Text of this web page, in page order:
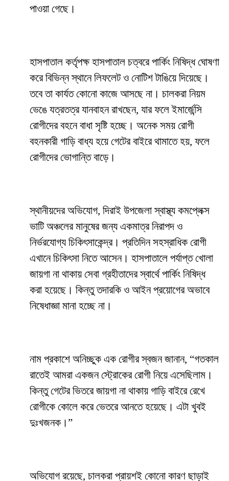
পাওয়া গেছে।
হাসপাতাল কর্তৃপক্ষ হাসপাতাল চত্বরে পার্কিং নিষিদ্ধ ঘোষণা
করে বিভিন্ন স্থানে লিফলেট ও নোটিশ টাঙিয়ে দিয়েছে।
তবে তা কার্যত কোনো কাজে আসছে না। চালকরা নিয়ম
ভেঙে যত্রতত্র যানবাহন রাখছেন, যার ফলে ইমার্জেন্সি
রোগীদের বহনে বাধা সৃষ্টি হচ্ছে। অনেক সময় রোগী
বহনকারী গাড়ি বাধ্য হয়ে গেটের বাইরে থামাতে হয়, ফলে
রোগীদের ভোগান্তি বাড়ে।
স্থানীয়দের অভিযোগ, দিরাই উপজেলা স্বাস্থ্য কমপ্লেক্স
ভাটি অঞ্চলের মানুষের জন্য একমাত্র নিরাপদ ও
নির্ভরযোগ্য চিকিৎসাকেন্দ্র। প্রতিদিন সহস্রাধিক রোগী
এখানে চিকিৎসা নিতে আসেন। হাসপাতালে পর্যাপ্ত খোলা
জায়গা না থাকায় সেবা গ্রহীতাদের স্বার্থে পার্কিং নিষিদ্ধ
করা হয়েছে। কিন্তু তদারকি ও আইন প্রয়োগের অভাবে
নিষেধাজ্ঞা মানা হচ্ছে না।
নাম প্রকাশে অনিচ্ছুক এক রোগীর স্বজন জানান, “গতকাল
রাতেই আমরা একজন স্ট্রোকের রোগী নিয়ে এসেছিলাম।
কিন্তু গেটের ভিতরে জায়গা না থাকায় গাড়ি বাইরে রেখে
রোগীকে কোলে করে ভেতরে আনতে হয়েছে। এটা খুবই
দুঃখজনক।”
অভিযোগ রয়েছে, চালকরা প্রায়শই কোনো কারণ ছাড়াই